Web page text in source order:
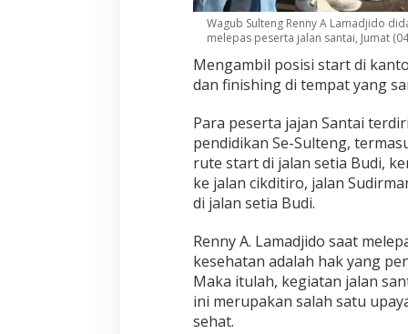
Wagub Sulteng Renny A Lamadjido
melepas peserta jalan santai, Jumat
Mengambil posisi start di
dan finishing di tempat yang
Para peserta jajan Santai
pendidikan Se-Sulteng,
rute start di jalan setia Budi,
ke jalan cikditiro, jalan
di jalan setia Budi.
Renny A. Lamadjido saat
kesehatan adalah hak yang
Maka itulah, kegiatan jalan
ini merupakan salah satu
sehat.